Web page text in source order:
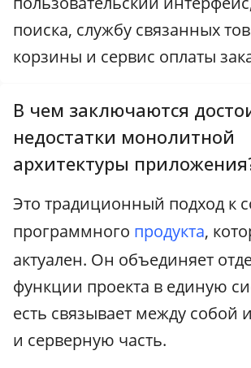
поиска, службу связанных
корзины и сервис оплаты
В чем заключаются
недостатки монолитной
архитектуры
Это традиционный подход к
программного продукта,
актуален. Он объединяет
функции проекта в единую
есть связывает между собой
и серверную часть.